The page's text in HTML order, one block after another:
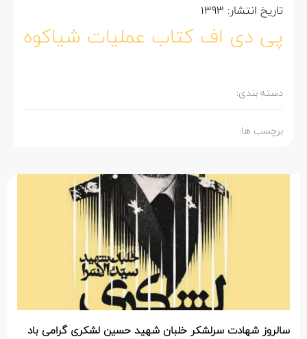
تاریخ انتشار: 1393
پی دی اف کتاب عملیات شیاکوه
دسته بندی:
برچسب ها:
سالروز شهادت سرلشکر خلبان شهید حسین لشکری گرامی باد